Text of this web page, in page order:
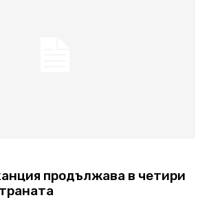
продължава в четири